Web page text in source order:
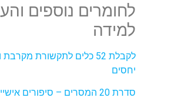
לחומרים נוספים
למידה
לקבלת 52 כלים לתקשורת
יחסים
סדרת 20 המסרים – סיפורים